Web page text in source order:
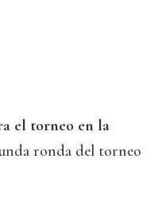
el torneo en la
ronda del torneo